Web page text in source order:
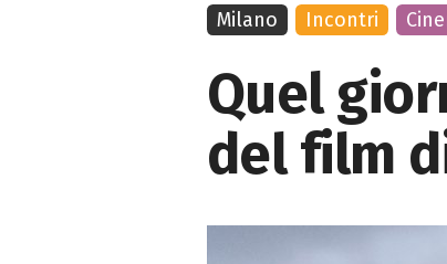
Quel
del film
Milano Incontri